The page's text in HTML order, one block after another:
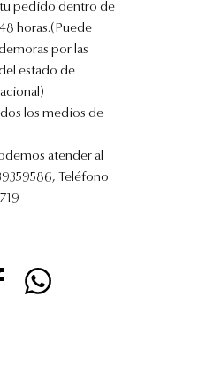
pedido dentro de
horas.(Puede
por las
estado de
los medios de
atender al
Teléfono